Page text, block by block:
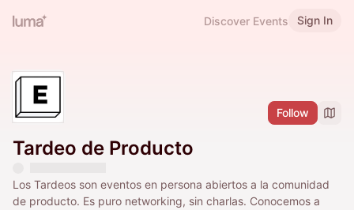
Discover Events Sign In
Follow
Tardeo de Producto
Los Tardeos son eventos en persona abiertos a la comunidad
de producto. Es puro networking, sin charlas. Conocemos a